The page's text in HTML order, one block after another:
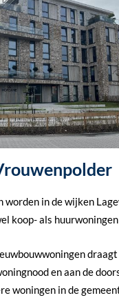
worden in de wijken
koop- als
en aan de
woningen in de